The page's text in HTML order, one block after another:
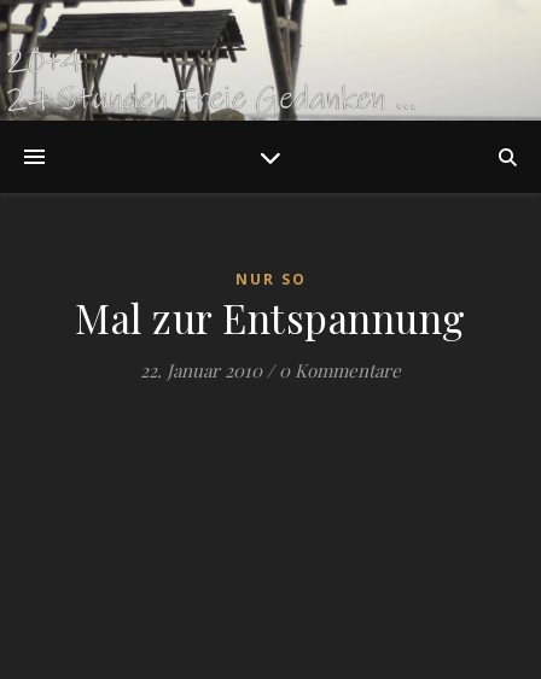
NUR SO
Mal zur Entspannung
22. Januar 2010 / 0 Kommentare